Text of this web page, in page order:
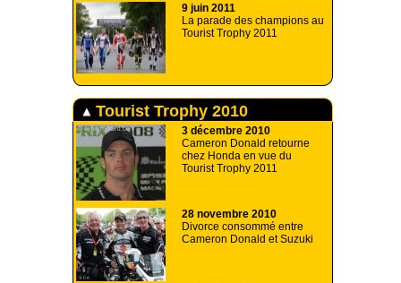
9 juin 2011
La parade des champions au
Tourist Trophy 2011
Tourist Trophy 2010
3 décembre 2010
Cameron Donald retourne
chez Honda en vue du
Tourist Trophy 2011
28 novembre 2010
Divorce consommé entre
Cameron Donald et Suzuki